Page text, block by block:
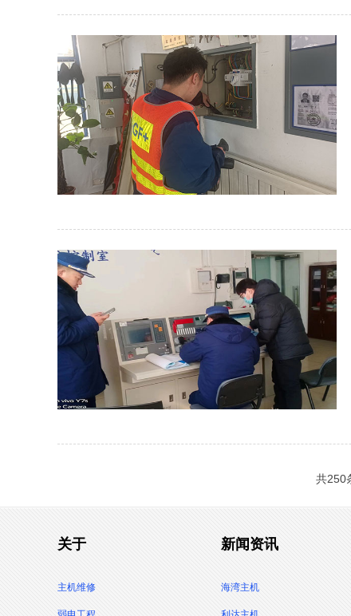
共250
关于
主机维修
新闻资讯
海湾主机